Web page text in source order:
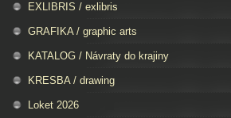
EXLIBRIS / exlibris
GRAFIKA / graphic arts
KATALOG / Návraty do krajiny
KRESBA / drawing
Loket 2026